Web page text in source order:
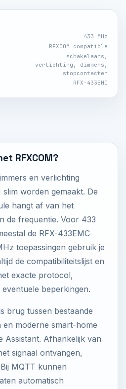
433 MHz
RFXCOM compatible
schakelaars,
verlichting, dimmers,
stopcontacten
RFX-433EMC
RFXCOM?
en verlichting
slim worden gemaakt. De
hangt af van het
de frequentie. Voor 433
de RFX-433EMC
toepassingen gebruik je
de compatibiliteitslijst en
exacte protocol,
beperkingen.
brug tussen bestaande
moderne smart-home
Assistant. Afhankelijk van
signaal ontvangen,
MQTT kunnen
automatisch